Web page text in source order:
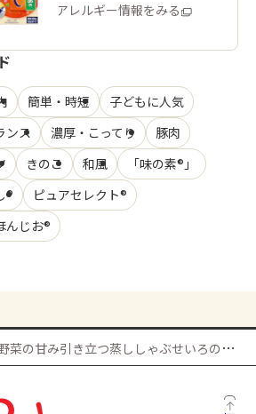
商品・アレルギー情報をみる
簡単・時短
子どもに人気
ンス
濃厚・こってり
豚肉
きのこ 和風
「味の素®」
®
ピュアセレクト®
んじお®
菜の甘み引き立つ蒸ししゃぶせいろの献立